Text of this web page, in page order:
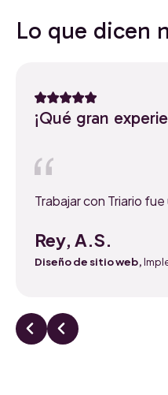
Lo que dicen
¡Qué gran
Trabajar con Triario
Rey, A.S.
Diseño de sitio web,